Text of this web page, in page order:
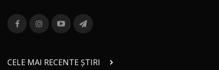
13
combină aventura cu luxul / AutoBlog.MD
36:08
chinez care face lumea să se întoarcă după el
/ AutoBlog.MD
17:27
CELE MAI RECENTE ȘTIRI